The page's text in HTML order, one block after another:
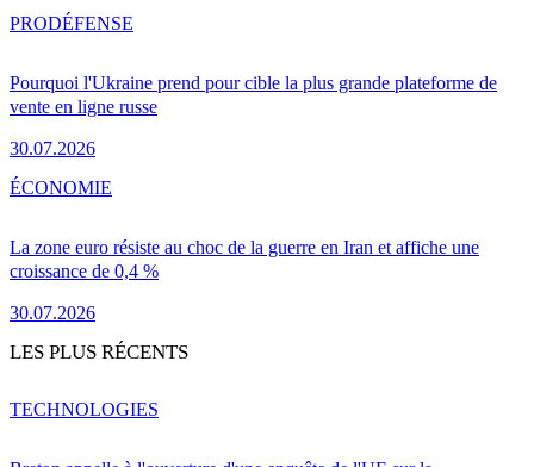
Pourquoi l'Ukraine prend pour cible la plus grande plateforme de
vente en ligne russe
30.07.2026
PRODÉFENSE
La zone euro résiste au choc de la guerre en Iran et affiche une
croissance de 0,4 %
30.07.2026
ÉCONOMIE
LES PLUS RÉCENTS
TECHNOLOGIES